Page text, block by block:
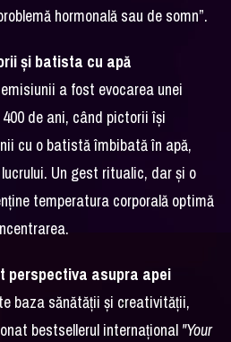
hormonală sau de somn”.
și batista cu apă
a fost evocarea unei
de ani, când pictorii își
cu o batistă îmbibată în apă,
Un gest ritualic, dar și o
temperatura corporală optimă
perspectiva asupra apei
baza sănătății și creativității,
bestsellerul internațional "Your